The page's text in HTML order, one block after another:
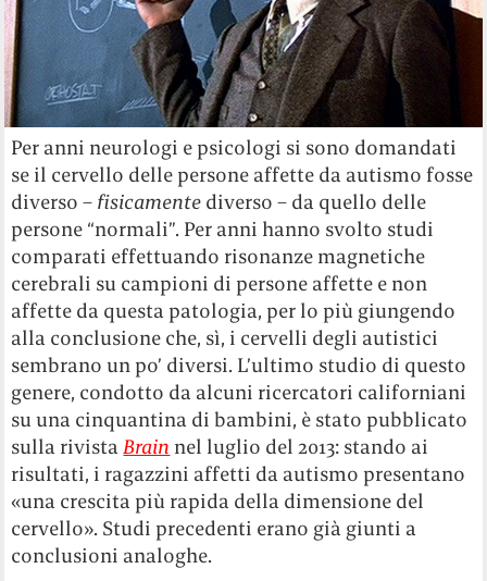
Per anni neurologi e psicologi si sono domandati
se il cervello delle persone affette da autismo fosse
diverso – fisicamente diverso – da quello delle
persone “normali”. Per anni hanno svolto studi
comparati effettuando risonanze magnetiche
cerebrali su campioni di persone affette e non
affette da questa patologia, per lo più giungendo
alla conclusione che, sì, i cervelli degli autistici
sembrano un po’ diversi. L’ultimo studio di questo
genere, condotto da alcuni ricercatori californiani
su una cinquantina di bambini, è stato pubblicato
sulla rivistaBrain nel luglio del 2013: stando ai
risultati, i ragazzini affetti da autismo presentano
«una crescita più rapida della dimensione del
cervello». Studi precedenti erano già giunti a
conclusioni analoghe.